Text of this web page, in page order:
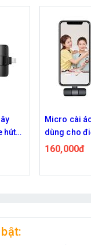
dây K8
thu âm
Bộ 2
dùng